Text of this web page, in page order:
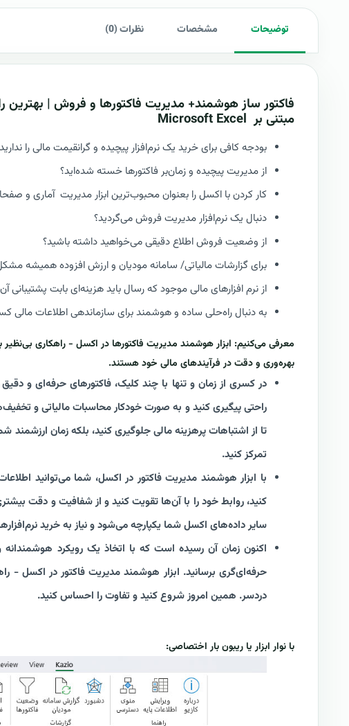
توضیحات مشخصات نظرات (0)
فاکتور ساز هوشمند+ مدیریت فاکتورها و فروش | بهترین
مبتنی بر Microsoft Excel
بودجه کافی برای خرید یک نرم‌افزار پیچیده و گرانقیمت مالی را
از مدیریت پیچیده و زمان‌بر فاکتورها خسته شده‌اید؟
کار کردن با اکسل را بعنوان محبوب‌ترین ابزار مدیریت آماری و
دنبال یک نرم‌افزار مدیریت فروش می‌گردید؟
از وضعیت فروش اطلاع دقیقی می‌خواهید داشته باشید؟
برای گزارشات مالیاتی/ سامانه مودیان و ارزش افزوده همیشه
از نرم افزارهای مالی موجود که رسال باید هزینه‌ای بابت
به دنبال راه‌حلی ساده و هوشمند برای سازماندهی اطلاعات مالی
معرفی می‌کنیم: ابزار هوشمند مدیریت فاکتورها در اکسل - راهکاری
بهره‌وری و دقت در فرآیندهای مالی خود هستند.
در کسری از زمان و تنها با چند کلیک، فاکتورهای حرفه‌ای و
راحتی پیگیری کنید و به صورت خودکار محاسبات مالیاتی و
تا از اشتباهات پرهزینه مالی جلوگیری کنید، بلکه زمان
تمرکز کنید.
با ابزار هوشمند مدیریت فاکتور در اکسل، شما می‌توانید
کنید، روابط خود را با آن‌ها تقویت کنید و از شفافیت و دقت
سایر داده‌های اکسل شما یکپارچه می‌شود و نیاز به خرید
اکنون زمان آن رسیده است که با اتخاذ یک رویکرد
حرفه‌ای‌گری برسانید. ابزار هوشمند مدیریت فاکتور در اکسل
دردسر. همین امروز شروع کنید و تفاوت را احساس کنید.
با نوار ابزار یا ریبون بار اختصاصی: